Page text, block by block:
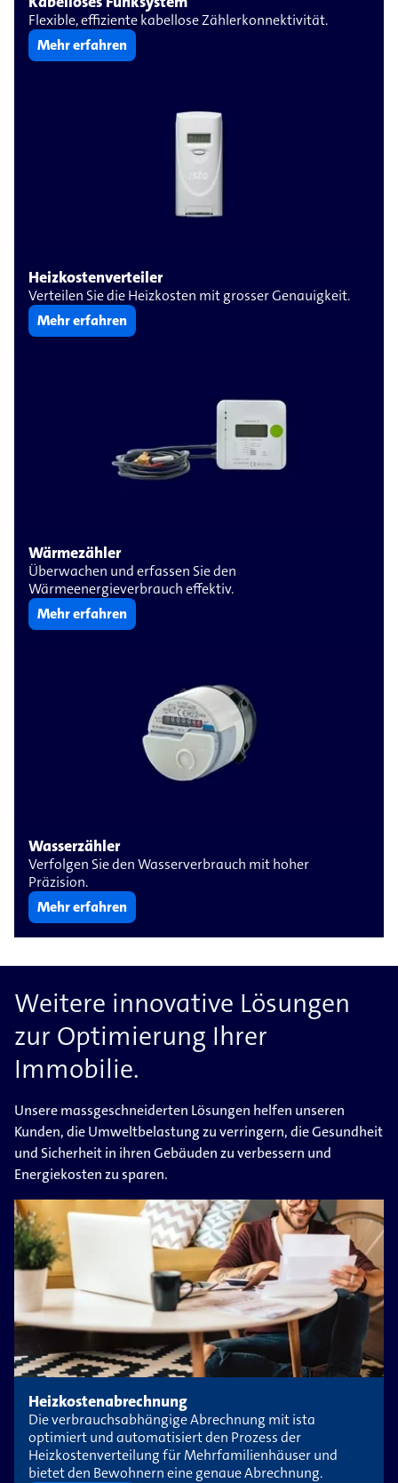
Flexible, effiziente kabellose Zählerkonnektivität.
Mehr erfahren
Heizkostenverteiler
Verteilen Sie die Heizkosten mit grosser Genauigkeit.
Mehr erfahren
Wärmezähler
Überwachen und erfassen Sie den
Wärmeenergieverbrauch effektiv.
Mehr erfahren
Wasserzähler
Verfolgen Sie den Wasserverbrauch mit hoher
Präzision.
Mehr erfahren
Weitere innovative Lösungen
zur Optimierung Ihrer
Immobilie.
Unsere massgeschneiderten Lösungen helfen unseren
Kunden, die Umweltbelastung zu verringern, die Gesundheit
und Sicherheit in ihren Gebäuden zu verbessern und
Energiekosten zu sparen.
Heizkostenabrechnung
Die verbrauchsabhängige Abrechnung mit ista
optimiert und automatisiert den Prozess der
Heizkostenverteilung für Mehrfamilienhäuser und
bietet den Bewohnern eine genaue Abrechnung.